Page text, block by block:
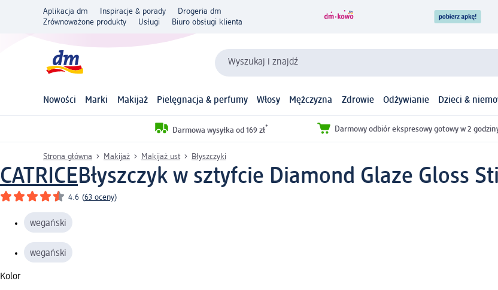
Aplikacja dm Inspiracje & porady
Drogeria dm
Zrównoważone produkty
Usługi Biuro obsługi klienta
Wyszukaj i znajdź
Nowości Marki Makijaż Pielęgnacja & perfumy Włosy Mężczyzna Zdrowie Odżywianie Dzieci &
Darmowa wysyłka od 169 zł* Darmowy odbiór ekspresowy gotowy w 2
Strona główna Makijaż Makijaż ust Błyszczyki
CATRICEBłyszczyk w sztyfcie Diamond Glaze Gloss
4.6 (63 oceny)
wegański
wegański
Kolor